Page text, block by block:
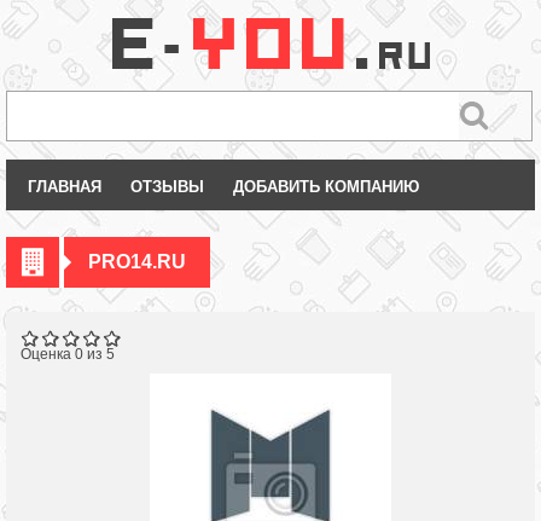
ГЛАВНАЯ ОТЗЫВЫ ДОБАВИТЬ КОМПАНИЮ
PRO14.RU
Оценка 0 из 5